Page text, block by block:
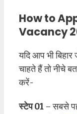
How to
Vacancy
यदि आप भी
चाहते हैं तो नीचे
करें-
स्टेप 01 – सबसे